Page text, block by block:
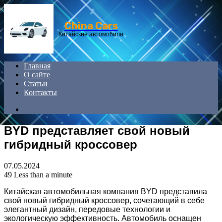
Menu
China Cars
Китайские автомобили
Главная
О сайте
Статьи
Контакты
BYD представляет свой новый
гибридный кроссовер
07.05.2024
49 Less than a minute
Китайская автомобильная компания BYD представила
свой новый гибридный кроссовер, сочетающий в себе
элегантный дизайн, передовые технологии и
экологическую эффективность. Автомобиль оснащен